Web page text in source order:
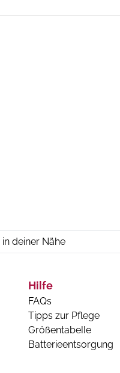
in deiner Nähe
Hilfe
FAQs
Tipps zur Pflege
Größentabelle
Batterieentsorgung